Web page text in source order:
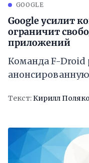
GOOGLE
Google усилит
ограничит
приложений
Команда F-Droid
Текст: Кирилл